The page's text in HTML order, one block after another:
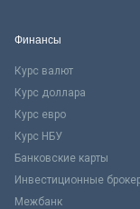
Финансы
Курс валют
Курс доллара
Курс евро
Курс НБУ
Банковские карты
Инвестиционные
Межбанк